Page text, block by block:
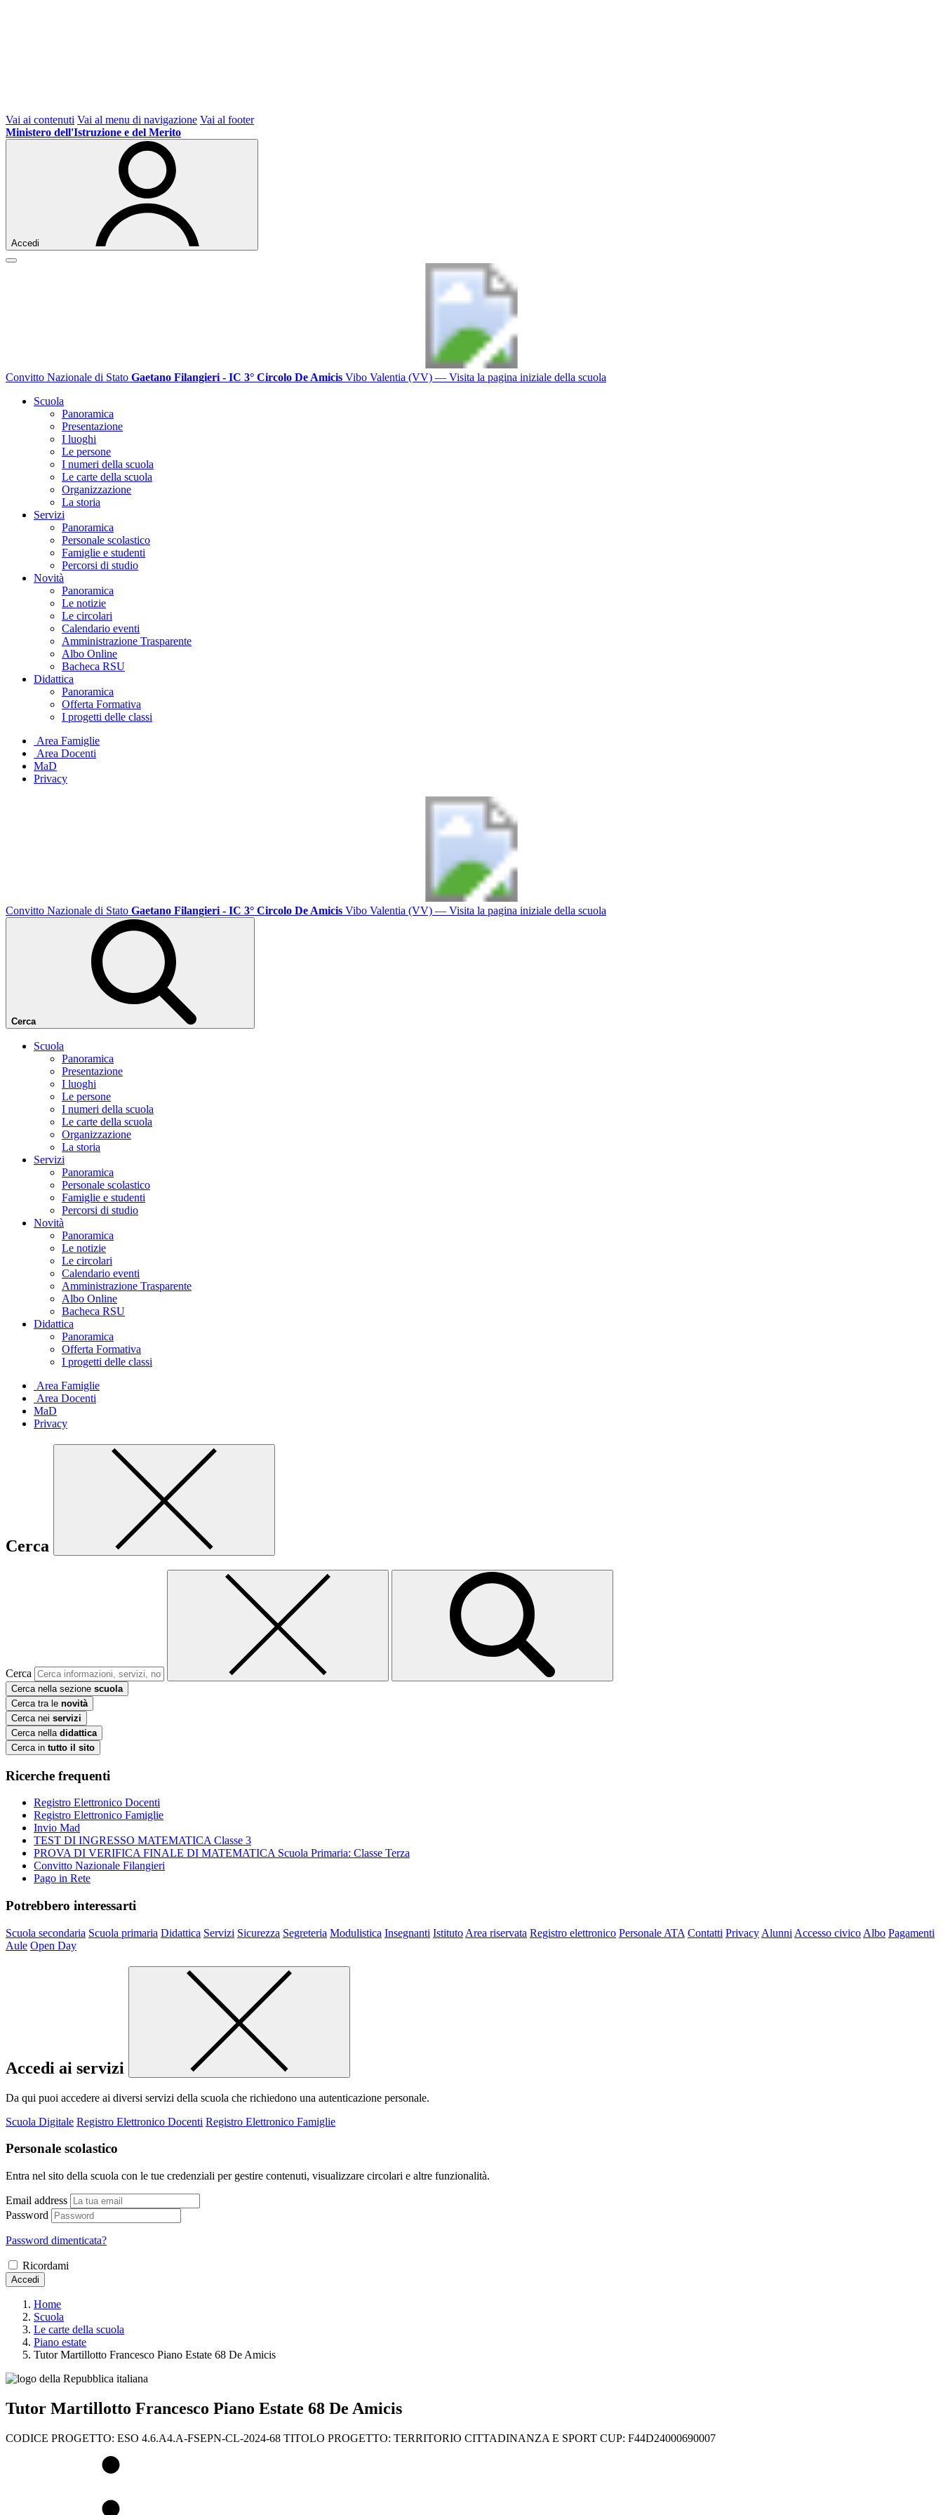
Vai ai contenuti Vai al menu di navigazione Vai al footer
Ministero dell'Istruzione e del Merito
Accedi
Convitto Nazionale di Stato Gaetano Filangieri - IC 3° Circolo De Amicis Vibo Valentia (VV) — Visita la pagina iniziale della scuola
Scuola
Panoramica
Presentazione
I luoghi
Le persone
I numeri della scuola
Le carte della scuola
Organizzazione
La storia
Servizi
Panoramica
Personale scolastico
Famiglie e studenti
Percorsi di studio
Novità
Panoramica
Le notizie
Le circolari
Calendario eventi
Amministrazione Trasparente
Albo Online
Bacheca RSU
Didattica
Panoramica
Offerta Formativa
I progetti delle classi
Area Famiglie
Area Docenti
MaD
Privacy
Convitto Nazionale di Stato Gaetano Filangieri - IC 3° Circolo De Amicis Vibo Valentia (VV) — Visita la pagina iniziale della scuola
Cerca
Scuola
Panoramica
Presentazione
I luoghi
Le persone
I numeri della scuola
Le carte della scuola
Organizzazione
La storia
Servizi
Panoramica
Personale scolastico
Famiglie e studenti
Percorsi di studio
Novità
Panoramica
Le notizie
Le circolari
Calendario eventi
Amministrazione Trasparente
Albo Online
Bacheca RSU
Didattica
Panoramica
Offerta Formativa
I progetti delle classi
Area Famiglie
Area Docenti
MaD
Privacy
Cerca
Cerca
Cerca nella sezione scuola
Cerca tra le novità
Cerca nei servizi
Cerca nella didattica
Cerca in tutto il sito
Ricerche frequenti
Registro Elettronico Docenti
Registro Elettronico Famiglie
Invio Mad
TEST DI INGRESSO MATEMATICA Classe 3
PROVA DI VERIFICA FINALE DI MATEMATICA Scuola Primaria: Classe Terza
Convitto Nazionale Filangieri
Pago in Rete
Potrebbero interessarti
Scuola secondaria Scuola primaria Didattica Servizi Sicurezza Segreteria Modulistica Insegnanti Istituto Area riservata Registro elettronico Personale ATA Contatti Privacy Alunni Accesso civico Albo Pagamenti
Aule Open Day
Accedi ai servizi
Da qui puoi accedere ai diversi servizi della scuola che richiedono una autenticazione personale.
Scuola Digitale Registro Elettronico Docenti Registro Elettronico Famiglie
Personale scolastico
Entra nel sito della scuola con le tue credenziali per gestire contenuti, visualizzare circolari e altre funzionalità.
Email address
Password
Password dimenticata?
Ricordami
Accedi
Home
Scuola
Le carte della scuola
Piano estate
Tutor Martillotto Francesco Piano Estate 68 De Amicis
Tutor Martillotto Francesco Piano Estate 68 De Amicis
CODICE PROGETTO: ESO 4.6.A4.A-FSEPN-CL-2024-68 TITOLO PROGETTO: TERRITORIO CITTADINANZA E SPORT CUP: F44D24000690007